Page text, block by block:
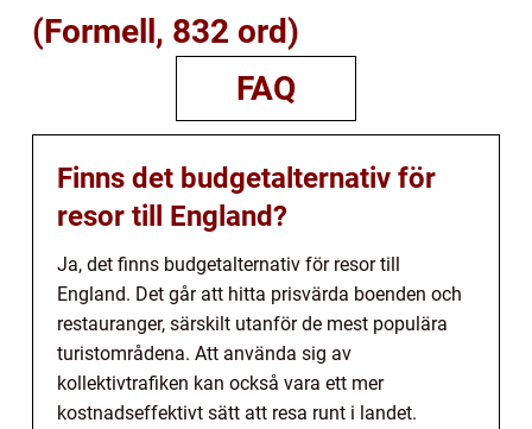
(Formell, 832 ord)
FAQ
Finns det budgetalternativ för
resor till England?
Ja, det finns budgetalternativ för resor till
England. Det går att hitta prisvärda boenden och
restauranger, särskilt utanför de mest populära
turistområdena. Att använda sig av
kollektivtrafiken kan också vara ett mer
kostnadseffektivt sätt att resa runt i landet.